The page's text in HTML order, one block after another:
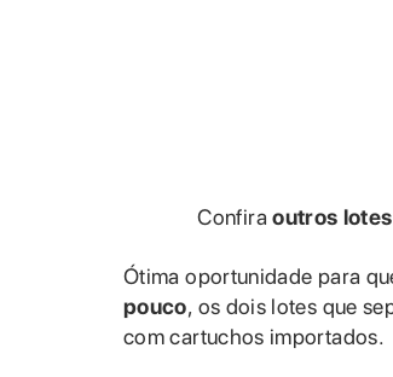
Confiraoutros
Ótima oportunidade para
pouco, os dois lotes que
com cartuchos importados.